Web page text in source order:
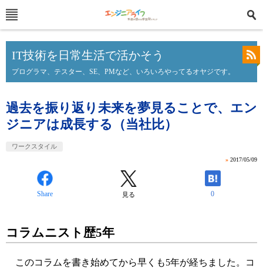
IT技術を日常生活で活かそう
プログラマ、テスター、SE、PMなど、いろいろやってるオヤジです。
過去を振り返り未来を夢見ることで、エン
ジニアは成長する（当社比）
ワークスタイル
» 2017/05/09
Share 見る 0
コラムニスト歴5年
このコラムを書き始めてから早くも5年が経ちました。コ